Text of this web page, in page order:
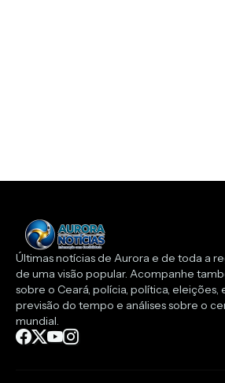
Últimas notícias de Aurora e de toda a
de uma visão popular. Acompanhe
sobre o Ceará, polícia, política, eleições,
previsão do tempo e análises sobre o
mundial.